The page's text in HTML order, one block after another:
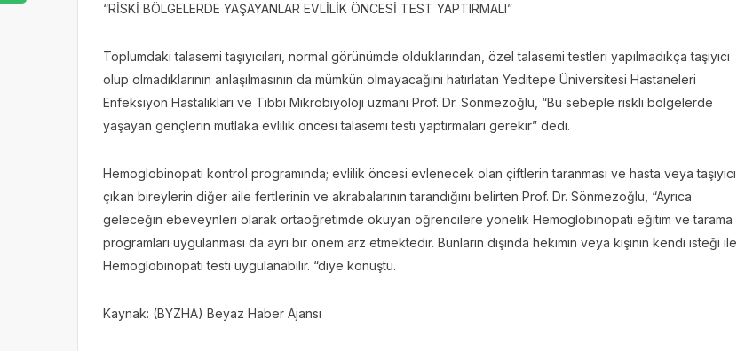
“RİSKİ BÖLGELERDE YAŞAYANLAR EVLİLİK ÖNCESİ TEST YAPTIRMALI”
Toplumdaki talasemi taşıyıcıları, normal görünümde olduklarından, özel talasemi testleri yapılmadıkça taşıyıcı
olup olmadıklarının anlaşılmasının da mümkün olmayacağını hatırlatan Yeditepe Üniversitesi Hastaneleri
Enfeksiyon Hastalıkları ve Tıbbi Mikrobiyoloji uzmanı Prof. Dr. Sönmezoğlu, “Bu sebeple riskli bölgelerde
yaşayan gençlerin mutlaka evlilik öncesi talasemi testi yaptırmaları gerekir” dedi.
Hemoglobinopati kontrol programında; evlilik öncesi evlenecek olan çiftlerin taranması ve hasta veya taşıyıcı
çıkan bireylerin diğer aile fertlerinin ve akrabalarının tarandığını belirten Prof. Dr. Sönmezoğlu, “Ayrıca
geleceğin ebeveynleri olarak ortaöğretimde okuyan öğrencilere yönelik Hemoglobinopati eğitim ve tarama
programları uygulanması da ayrı bir önem arz etmektedir. Bunların dışında hekimin veya kişinin kendi isteği ile
Hemoglobinopati testi uygulanabilir. “diye konuştu.
Kaynak: (BYZHA) Beyaz Haber Ajansı